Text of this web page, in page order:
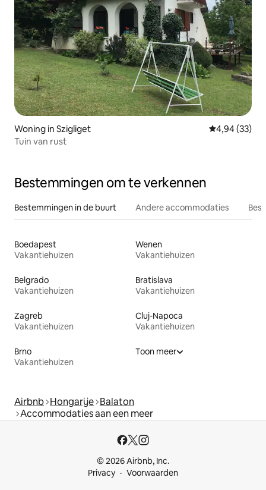
Woning in Szigliget Gemiddelde
4,94 (33)
Tuin van rust
Bestemmingen om te verkennen
Bestemmingen in de buurt Andere accommodaties
Boedapest
Vakantiehuizen
Wenen
Vakantiehuizen
Belgrado
Vakantiehuizen
Bratislava
Vakantiehuizen
Zagreb
Vakantiehuizen
Cluj-Napoca
Vakantiehuizen
Brno
Vakantiehuizen
Toon meer
Airbnb Hongarije Balaton
Accommodaties aan een meer
© 2026 Airbnb, Inc.
Privacy
Voorwaarden